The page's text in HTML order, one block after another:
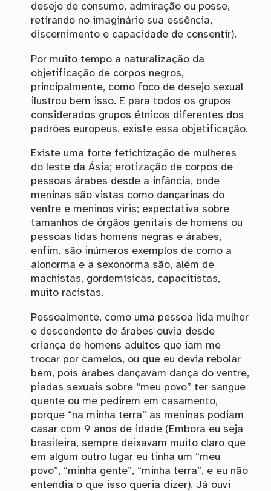
desejo de consumo, admiração ou posse,
retirando no imaginário sua essência,
discernimento e capacidade de consentir).
Por muito tempo a naturalização da
objetificação de corpos negros,
principalmente, como foco de desejo sexual
ilustrou bem isso. E para todos os grupos
considerados grupos étnicos diferentes dos
padrões europeus, existe essa objetificação.
Existe uma forte fetichização de mulheres
do leste da Ásia; erotização de corpos de
pessoas árabes desde a infância, onde
meninas são vistas como dançarinas do
ventre e meninos viris; expectativa sobre
tamanhos de órgãos genitais de homens ou
pessoas lidas homens negras e árabes,
enfim, são inúmeros exemplos de como a
alonorma e a sexonorma são, além de
machistas, gordemísicas, capacitistas,
muito racistas.
Pessoalmente, como uma pessoa lida mulher
e descendente de árabes ouvia desde
criança de homens adultos que iam me
trocar por camelos, ou que eu devia rebolar
bem, pois árabes dançavam dança do ventre,
piadas sexuais sobre “meu povo” ter sangue
quente ou me pedirem em casamento,
porque “na minha terra” as meninas podiam
casar com 9 anos de idade (Embora eu seja
brasileira, sempre deixavam muito claro que
em algum outro lugar eu tinha um “meu
povo”, “minha gente”, “minha terra”, e eu não
entendia o que isso queria dizer). Já ouvi